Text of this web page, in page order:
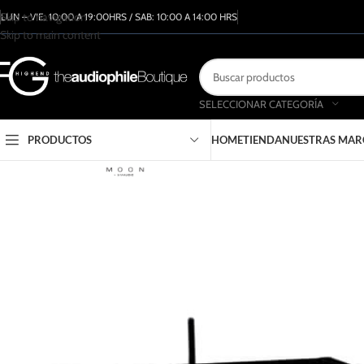
Skip to navigation
Skip to main content
LUN – VIE: 10:00 A 19:00HRS / SAB: 10:00 A 14:00 HRS
SELECCIONAR CATEGORÍA
PRODUCTOS HOMETIENDANUESTRAS